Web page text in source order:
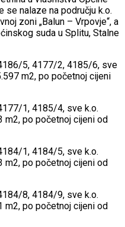
se nalaze na području k.o.
zoni „Balun – Vrpovje“, a
suda u Splitu, Stalne
5, 4177/2, 4185/6, sve
m2, po početnoj cijeni
1, 4185/4, sve k.o.
m2, po početnoj cijeni od
1, 4184/5, sve k.o.
m2, po početnoj cijeni od
8, 4184/9, sve k.o.
m2, po početnoj cijeni od